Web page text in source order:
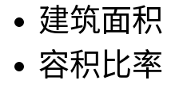
建筑面积
容积比率